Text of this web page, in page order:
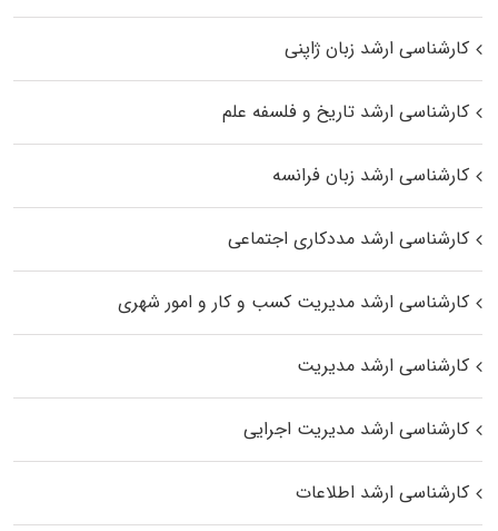
کارشناسی ارشد زبان ژاپنی
کارشناسی ارشد تاریخ و فلسفه علم
کارشناسی ارشد زبان فرانسه
کارشناسی ارشد مددکاری اجتماعی
کارشناسی ارشد مدیریت کسب و کار و امور شهری
کارشناسی ارشد مدیریت
کارشناسی ارشد مدیریت اجرایی
کارشناسی ارشد اطلاعات